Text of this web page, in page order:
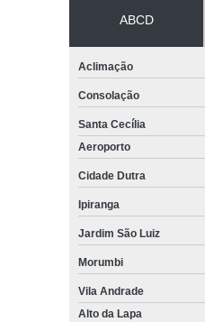
ABCD
Aclimação
Consolação
Santa Cecília
Aeroporto
Cidade Dutra
Ipiranga
Jardim São Luiz
Morumbi
Vila Andrade
Alto da Lapa